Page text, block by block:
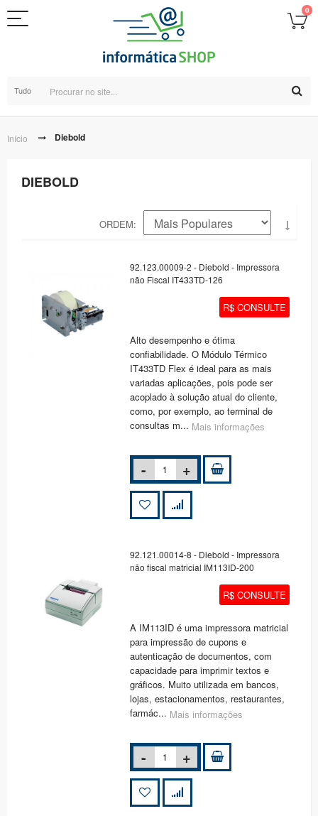
0
Tudo
Início Diebold
DIEBOLD
ORDEM
92.123.00009-2 - Diebold - Impressora
não Fiscal IT433TD-126
R$ CONSULTE
Alto desempenho e ótima
confiabilidade. O Módulo Térmico
IT433TD Flex é ideal para as mais
variadas aplicações, pois pode ser
acoplado à solução atual do cliente,
como, por exemplo, ao terminal de
consultas m... Mais informações
92.121.00014-8 - Diebold - Impressora
não fiscal matricial IM113ID-200
R$ CONSULTE
A IM113ID é uma impressora matricial
para impressão de cupons e
autenticação de documentos, com
capacidade para imprimir textos e
gráficos. Muito utilizada em bancos,
lojas, estacionamentos, restaurantes,
farmác... Mais informações